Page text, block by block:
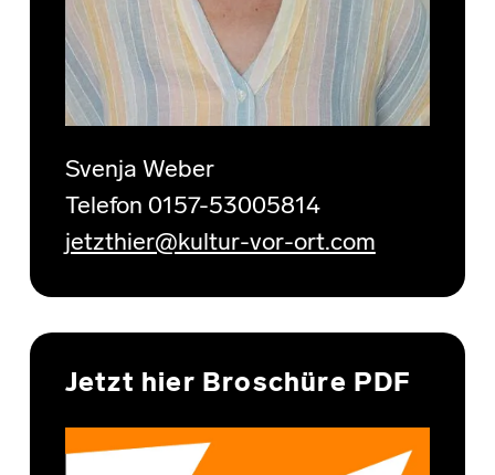
Svenja Weber
Telefon 0157-53005814
jetzthier@kultur-vor-ort.com
Jetzt hier Broschüre PDF